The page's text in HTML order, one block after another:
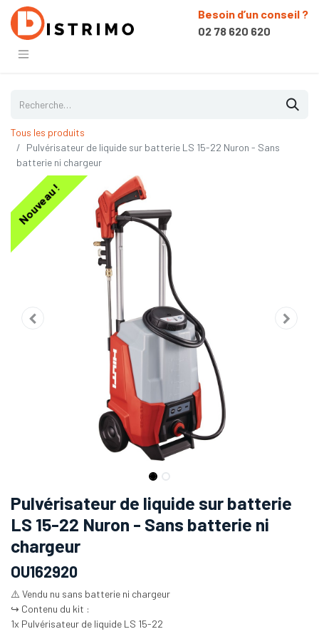
Besoin d’un conseil ?
02 78 620 620
Tous les produits
Pulvérisateur de liquide sur batterie LS 15-22 Nuron - Sans
batterie ni chargeur
Nouveau !
Pulvérisateur de liquide sur batterie
LS 15-22 Nuron - Sans batterie ni
chargeur
OU162920
⚠️ Vendu nu sans batterie ni chargeur
↪️ Contenu du kit :
1x Pulvérisateur de liquide LS 15-22